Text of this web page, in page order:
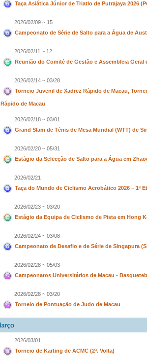
Taça Asiática Júnior de Triatlo de Putrajaya 2026
2026/02/09 ~ 15
Campeonato de Série de Salto para a Água de
2026/02/11 ~ 12
Reunião do Comité de Gestão e Assembleia
2026/02/14 ~ 03/28
Torneio Juvenil de Xadrez Rápido de Macau,
Rápido de Macau
2026/02/18 ~ 03/01
Grand Slam de Ténis de Mesa Mundial (WTT) de
2026/02/20 ~ 05/31
Estágio da Selecção de Salto para a Água em
2026/02/21
Taça do Mundo de Ciclismo Acrobático 2026 – 1ª
2026/02/23 ~ 03/20
Estágio da Equipa de Ciclismo de Pista em Hong
2026/02/24 ~ 03/08
Campeonato de Desafio e de Série de Singapura
2026/02/28 ~ 05/03
Campeonatos Universitários de Macau -
2026/02/28 ~ 03/20
Torneio de Pontuação de Judo de Macau
2026/03/01
Torneio de Karting de ACMC (2ª. Volta)